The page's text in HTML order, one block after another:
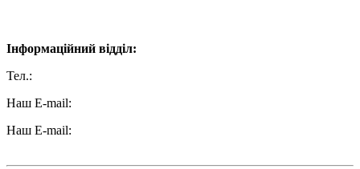
Інформаційний відділ:
Тел.:
Наш E-mail:
Наш E-mail: